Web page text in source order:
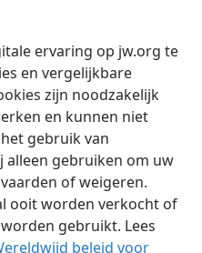
ervaring op jw.org te
en vergelijkbare
zijn noodzakelijk
en kunnen niet
gebruik van
alleen gebruiken om uw
of weigeren.
ooit worden verkocht of
gebruikt. Lees
beleid voor
bij
Jehovah —
Instellingen
Tract Society of Pennsylvania
Privacyinstellingen
Inloggen